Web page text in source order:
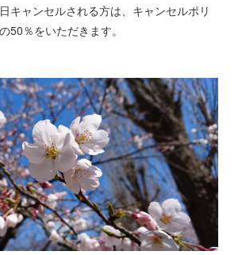
キャンセルされる方は、キャンセルポリ
50％をいただきます。